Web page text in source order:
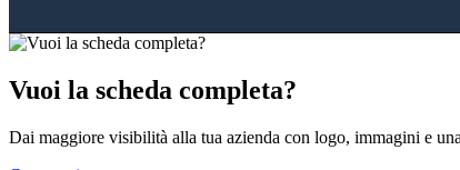
Vuoi la scheda completa?
Dai maggiore visibilità alla tua azienda con logo, immagini e